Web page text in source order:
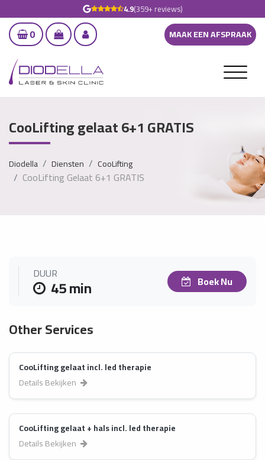
4.9(359+ reviews)
0 MAAK EEN AFSPRAAK
CooLifting gelaat 6+1 GRATIS
Diodella Diensten CooLifting
CooLifting Gelaat 6+1 GRATIS
DUUR
45 min Boek Nu
Other Services
CooLifting gelaat incl. led therapie
Details Bekijken
CooLifting gelaat + hals incl. led therapie
Details Bekijken